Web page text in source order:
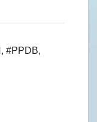
, #PPDB,